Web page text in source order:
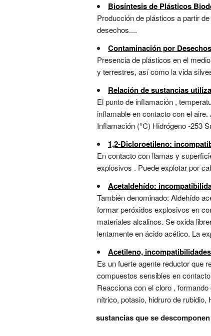
Biosíntesis de Plásticos
Producción de plásticos a partir
desechos....
Contaminación por
Presencia de plásticos en el
y terrestres, así como la vida
Relación de sustancias
El punto de inflamación ,
inflamable en contacto con el
Inflamación (°C) Hidrógeno -253
1,2-Dicloroetileno:
En contacto con llamas y
explosivos . Puede explotar por
Acetaldehído:
También denominado: Aldehído
formar peróxidos explosivos en
materiales alcalinos. Se oxida
lentamente en ácido acético. La
Acetileno,
Es un fuerte agente reductor que
compuestos sensibles en
Reacciona con el cloro ,
nítrico, potasio, hidruro de
sustancias que se